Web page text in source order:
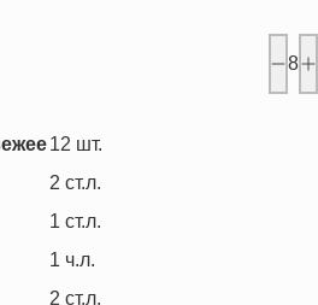
8
12 шт.
2 ст.л.
1 ст.л.
1 ч.л.
2 ст.л.